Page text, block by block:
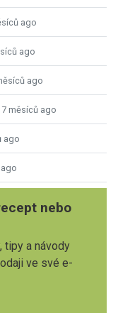
ago
ago
ago
7 měsíců ago
ago
nebo
tipy a návody
ve své e-